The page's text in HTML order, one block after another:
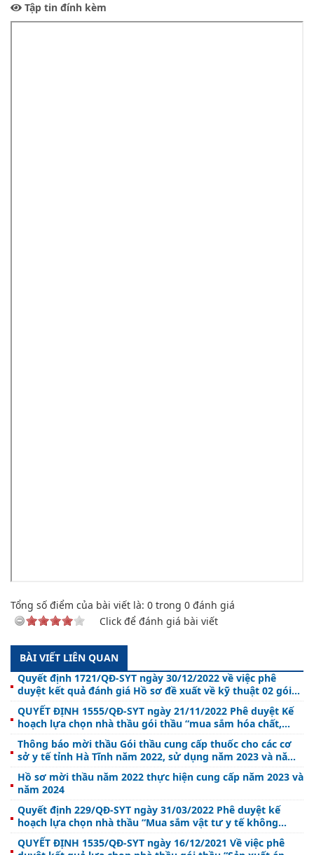
Tập tin đính kèm
Tổng số điểm của bài viết là: 0 trong 0 đánh giá
Click để đánh giá bài viết
BÀI VIẾT LIÊN QUAN
Quyết định 1721/QĐ-SYT ngày 30/12/2022 về việc phê
duyệt kết quả đánh giá Hồ sơ đề xuất về kỹ thuật 02 gói
thầu cung cấp thuốc chữa bệnh cho các cơ sở y tế tỉnh Hà
Tĩnh năm 2023 và năm 2024
QUYẾT ĐỊNH 1555/QĐ-SYT ngày 21/11/2022 Phê duyệt Kế
hoạch lựa chọn nhà thầu gói thầu “mua sắm hóa chất,
chất chuẩn, dụng cụ, vật tư tiêu hao phục vụ kiểm nghiệm
thuốc, mỹ phẩm, thực phẩm năm 2022”
Thông báo mời thầu Gói thầu cung cấp thuốc cho các cơ
sở y tế tỉnh Hà Tĩnh năm 2022, sử dụng năm 2023 và năm
2024
Hồ sơ mời thầu năm 2022 thực hiện cung cấp năm 2023 và
năm 2024
Quyết định 229/QĐ-SYT ngày 31/03/2022 Phê duyệt kế
hoạch lựa chọn nhà thầu “Mua sắm vật tư y tế không
thuộc Danh mục quy định tại Thông tư số 04/2017/TT-BYT
sử dụng năm 2022 - 2023 (12 tháng) tại Bệnh viện đa khoa
QUYẾT ĐỊNH 1535/QĐ-SYT ngày 16/12/2021 Về việc phê